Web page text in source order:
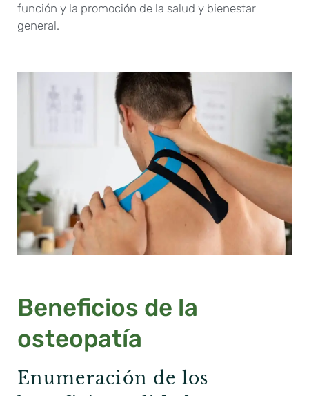
función y la promoción de la salud y bienestar
general.
Beneficios de la
osteopatía
Enumeración de los